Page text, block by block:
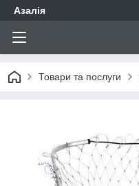
Азалія
Товари та послуги